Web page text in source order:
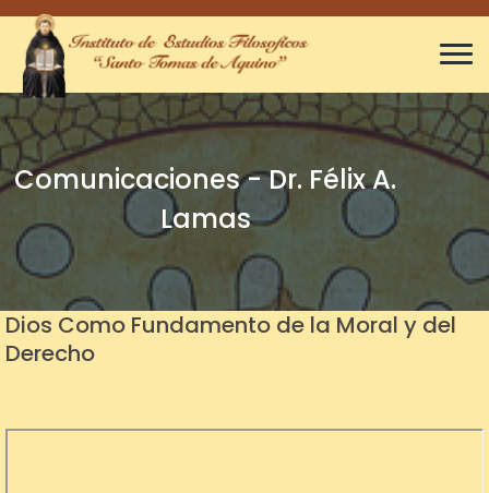
Comunicaciones - Dr. Félix A.
Lamas
Dios Como Fundamento de la Moral y del
Derecho